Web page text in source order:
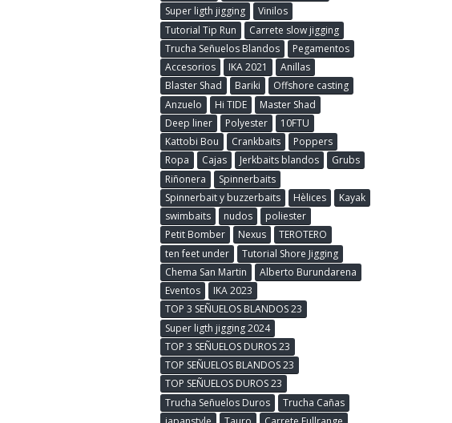
Super ligth jigging
Vinilos
Tutorial Tip Run
Carrete slow jigging
Trucha Señuelos Blandos
Pegamentos
Accesorios
IKA 2021
Anillas
Blaster Shad
Bariki
Offshore casting
Anzuelo
Hi TIDE
Master Shad
Deep liner
Polyester
10FTU
Kattobi Bou
Crankbaits
Poppers
Ropa
Cajas Jerkbaits blandos
Grubs
Riñonera
Spinnerbaits
Spinnerbait y buzzerbaits
Hèlices
Kayak
swimbaits
nudos
poliester
Petit Bomber
Nexus
TEROTERO
ten feet under
Tutorial Shore Jigging
Chema San Martin
Alberto Burundarena
Eventos
IKA 2023
TOP 3 SEÑUELOS BLANDOS 23
Super ligth jigging 2024
TOP 3 SEÑUELOS DUROS 23
TOP SEÑUELOS BLANDOS 23
TOP SEÑUELOS DUROS 23
Trucha Señuelos Duros
Trucha Cañas